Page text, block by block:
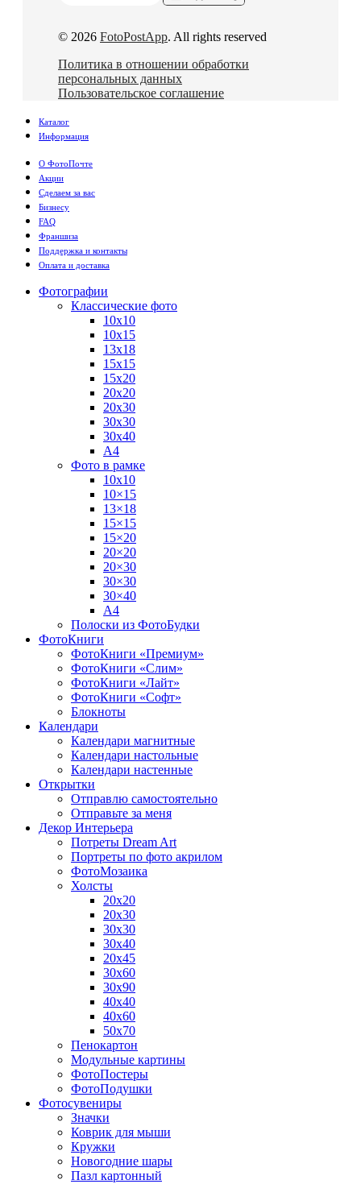
© 2026 FotoPostApp. All rights reserved
Политика в отношении обработки
персональных данных
Пользовательское соглашение
Каталог
Информация
О ФотоПочте
Акции
Сделаем за вас
Бизнесу
FAQ
Франшиза
Поддержка и контакты
Оплата и доставка
Фотографии
Классические фото
10х10
10х15
13х18
15х15
15х20
20х20
20х30
30х30
30х40
А4
Фото в рамке
10х10
10×15
13×18
15×15
15×20
20×20
20×30
30×30
30×40
A4
Полоски из ФотоБудки
ФотоКниги
ФотоКниги «Премиум»
ФотоКниги «Слим»
ФотоКниги «Лайт»
ФотоКниги «Софт»
Блокноты
Календари
Календари магнитные
Календари настольные
Календари настенные
Открытки
Отправлю самостоятельно
Отправьте за меня
Декор Интерьера
Потреты Dream Art
Портреты по фото акрилом
ФотоМозаика
Холсты
20х20
20х30
30х30
30х40
20х45
30х60
30х90
40х40
40х60
50х70
Пенокартон
Модульные картины
ФотоПостеры
ФотоПодушки
Фотоcувениры
Значки
Коврик для мыши
Кружки
Новогодние шары
Пазл картонный